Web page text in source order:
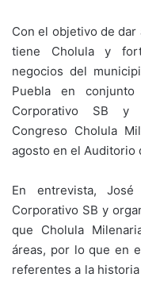
Con el objetivo de
tiene Cholula y
negocios del
Puebla en conjunto
Corporativo SB y
Congreso Cholula
agosto en el Auditorio
En entrevista,
Corporativo SB y
que Cholula
áreas, por lo que en
referentes a la